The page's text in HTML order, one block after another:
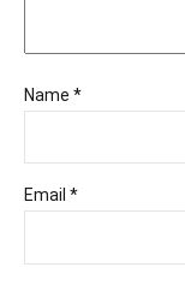
Name *
Email *